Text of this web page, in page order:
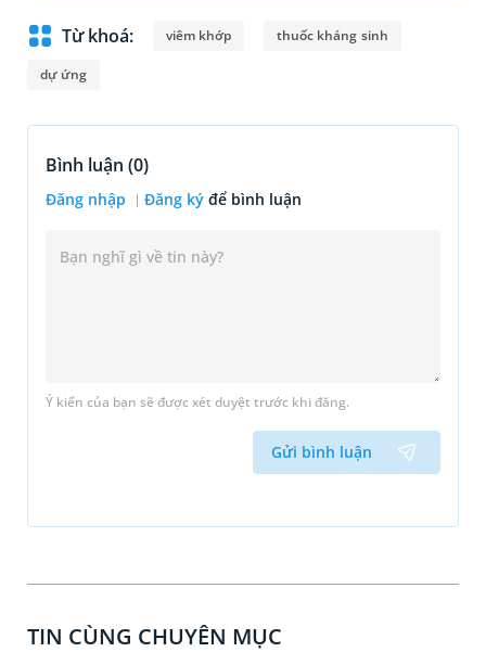
Từ khoá: viêm khớp thuốc kháng sinh
dự ứng
Bình luận (0)
Đăng nhập Đăng ký để bình luận
Ý kiến của bạn sẽ được xét duyệt trước khi đăng.
Gửi bình luận
TIN CÙNG CHUYÊN MỤC